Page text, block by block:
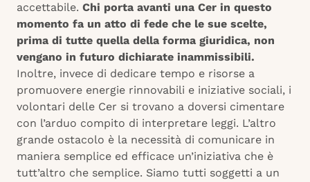
accettabile. Chi porta avanti una Cer in questo
momento fa un atto di fede che le sue scelte,
prima di tutte quella della forma giuridica, non
vengano in futuro dichiarate inammissibili.
Inoltre, invece di dedicare tempo e risorse a
promuovere energie rinnovabili e iniziative sociali, i
volontari delle Cer si trovano a doversi cimentare
con l’arduo compito di interpretare leggi. L’altro
grande ostacolo è la necessità di comunicare in
maniera semplice ed efficace un’iniziativa che è
tutt’altro che semplice. Siamo tutti soggetti a un